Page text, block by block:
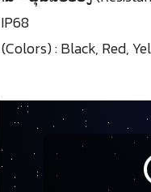
: Black, Red,